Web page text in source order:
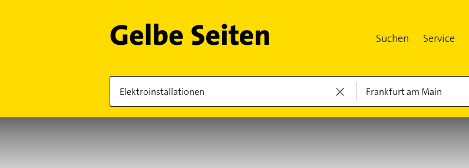
Suchen Service